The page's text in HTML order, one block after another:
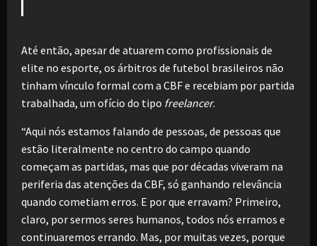
Até então, apesar de atuarem como profissionais de
elite no esporte, os árbitros de futebol brasileiros não
tinham vínculo formal com a CBF e recebiam por partida
trabalhada, um ofício do tipo freelancer.
“Aqui nós estamos falando de pessoas, de pessoas que
estão literalmente no centro do campo quando
começam as partidas, mas que por décadas viveram na
periferia das atenções da CBF, só ganhando relevância
quando cometiam erros. E por que erravam? Primeiro,
claro, por sermos seres humanos, todos nós erramos e
continuaremos errando. Mas, por muitas vezes, porque